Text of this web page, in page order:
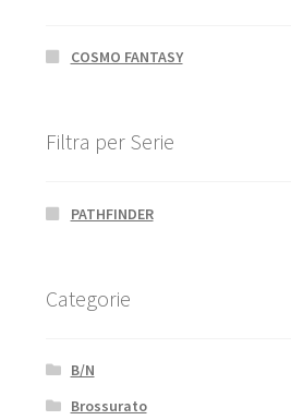
COSMO FANTASY
Filtra per Serie
PATHFINDER
Categorie
B/N
Brossurato